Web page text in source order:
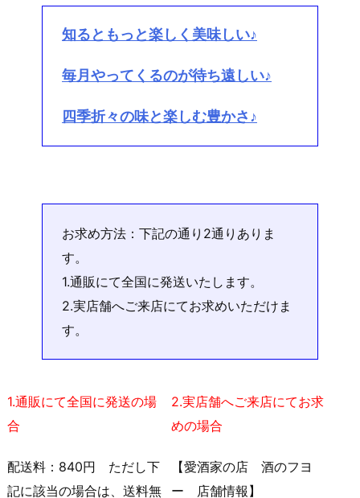
知るともっと楽しく美味しい♪
毎月やってくるのが待ち遠しい♪
四季折々の味と楽しむ豊かさ♪
お求め方法：下記の通り2通りありま
す。
1.通販にて全国に発送いたします。
2.実店舗へご来店にてお求めいただけま
す。
1.通販にて全国に発送の場
合
配送料：840円 ただし下
記に該当の場合は、送料無
2.実店舗へご来店にてお求
めの場合
【愛酒家の店 酒のフヨ
ー 店舗情報】